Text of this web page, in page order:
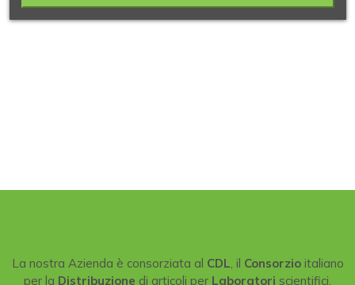
La nostra Azienda è consorziata al CDL , il Consorzioitaliano
per la Distribuzione di articoli per Laboratori scientifici.